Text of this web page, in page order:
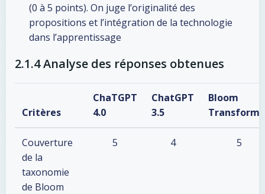
(0 à 5 points). On juge l’originalité des
propositions et l’intégration de la technologie
dans l’apprentissage
2.1.4 Analyse des réponses obtenues
Critères
ChaTGPT
4.0
ChatGPT
3.5
Bloom
Couverture
de la
taxonomie
de Bloom
5 4 5